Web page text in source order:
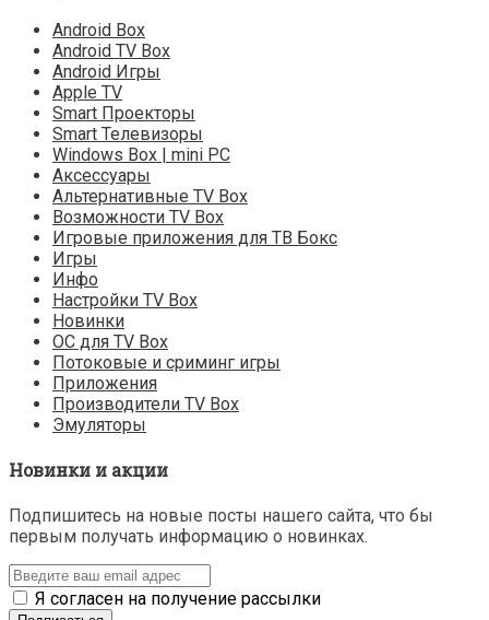
Android Box
Android TV Box
Android Игры
Apple TV
Smart Проекторы
Smart Телевизоры
Windows Box | mini PC
Аксессуары
Альтернативные TV Box
Возможности TV Box
Игровые приложения для ТВ Бокс
Игры
Инфо
Настройки TV Box
Новинки
ОС для TV Box
Потоковые и сриминг игры
Приложения
Производители TV Box
Эмуляторы
Новинки и акции
Подпишитесь на новые посты нашего сайта, что бы
первым получать информацию о новинках.
Я согласен на получение рассылки